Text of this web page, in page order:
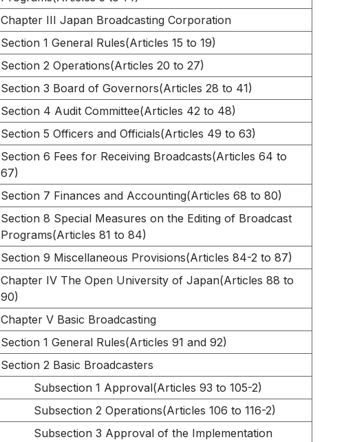
Chapter III Japan Broadcasting Corporation
Section 1 General Rules(Articles 15 to 19)
Section 2 Operations(Articles 20 to 27)
Section 3 Board of Governors(Articles 28 to 41)
Section 4 Audit Committee(Articles 42 to 48)
Section 5 Officers and Officials(Articles 49 to 63)
Section 6 Fees for Receiving Broadcasts(Articles 64 to
67)
Section 7 Finances and Accounting(Articles 68 to 80)
Section 8 Special Measures on the Editing of Broadcast
Programs(Articles 81 to 84)
Section 9 Miscellaneous Provisions(Articles 84-2 to 87)
Chapter IV The Open University of Japan(Articles 88 to
90)
Chapter V Basic Broadcasting
Section 1 General Rules(Articles 91 and 92)
Section 2 Basic Broadcasters
Subsection 1 Approval(Articles 93 to 105-2)
Subsection 2 Operations(Articles 106 to 116-2)
Subsection 3 Approval of the Implementation